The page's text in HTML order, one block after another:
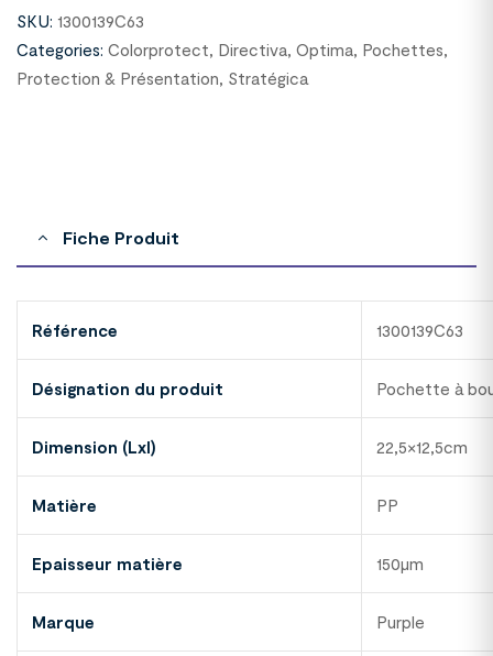
SKU: 1300139C63
Categories: Colorprotect, Directiva, Optima, Pochettes,
Protection & Présentation, Stratégica
Fiche Produit
Référence 1300139C63
Désignation du produit Pochette à
Dimension (Lxl) 22,5×12,5cm
Matière PP
Epaisseur matière 150µm
Marque Purple